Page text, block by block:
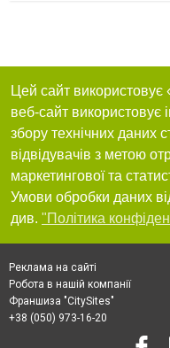
Цей сайт
веб-сайт використовує
збору технічних даних
відвідувачів з метою
маркетингової та
Умови обробки даних
див. "Політика
Реклама на сайті
Робота в нашій компанії
Франшиза "CitySites"
+38 (050) 973-16-20